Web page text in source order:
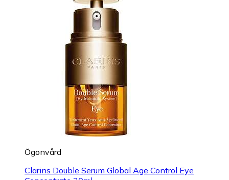
Ögonvård
Clarins Double Serum Global Age Control Eye